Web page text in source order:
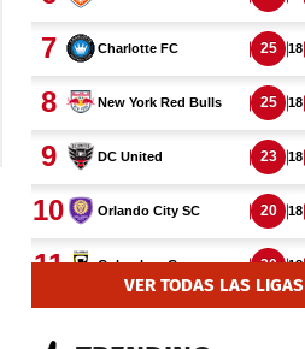
VER TODAS LAS LIGAS